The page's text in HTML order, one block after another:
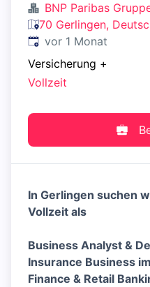
BNP Paribas
70 Gerlingen,
Veröffentlicht:
vor 1 Monat
Versicherung +
Vollzeit
In Gerlingen suchen
Vollzeit als
Business Analyst &
Insurance Business
Finance & Retail